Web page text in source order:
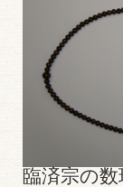
臨済宗の